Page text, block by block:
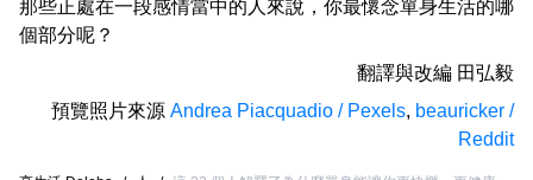
那些正處在一段感情當中的人來說，你最懷念單身生活的哪
個部分呢？
翻譯與改編 田弘毅
預覽照片來源 Andrea Piacquadio / Pexels, beauricker /
Reddit